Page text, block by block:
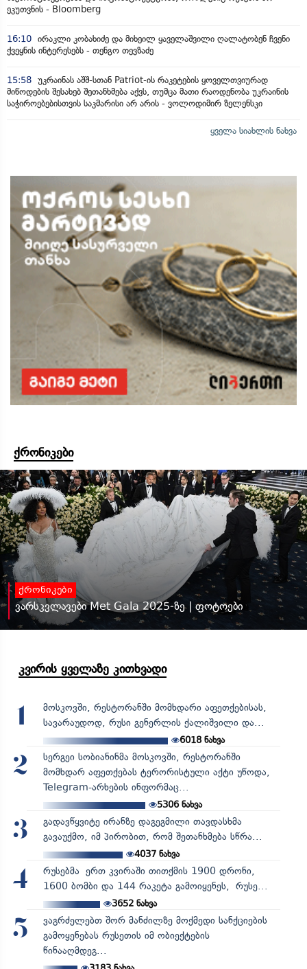
ეკუთვნის - Bloomberg
16:10 ირაკლი კობახიძე და მიხეილ ყაველაშვილი ღალატობენ ჩვენი
ქვეყნის ინტერესებს - თენგო თევზაძე
15:58 უკრაინას აშშ-სთან Patriot-ის რაკეტების ყოველთვიურად
მიწოდების შესახებ შეთანხმება აქვს, თუმცა მათი რაოდენობა უკრაინის
საჭიროებებისთვის საკმარისი არ არის - ვოლოდიმირ ზელენსკი
ყველა სიახლის ნახვა
ქრონიკები
ქრონიკები
ვარსკვლავები Met Gala 2025-ზე | ფოტოები
კვირის ყველაზე კითხვადი
1
მოსკოვში, რესტორანში მომხდარი აფეთქებისას,
სავარაუდოდ, რუსი გენერლის ქალიშვილი და...
6018 ნახვა
2
სერგეი სობიანინმა მოსკოვში, რესტორანში
მომხდარ აფეთქებას ტერორისტული აქტი უწოდა,
Telegram-არხების ინფორმაც...
5306ნახვა
3
გადავწყვიტე ირანზე დაგეგმილი თავდასხმა
გავაუქმო, იმ პირობით, რომ შეთანხმება სწრა...
4037ნახვა
4
რუსებმა ერთ კვირაში თითქმის 1900 დრონი,
1600 ბომბი და 144 რაკეტა გამოიყენეს, რუსე...
3652ნახვა
5
ვაგრძელებთ შორ მანძილზე მოქმედი სანქციების
გამოყენებას რუსეთის იმ ობიექტების
წინააღმდეგ...